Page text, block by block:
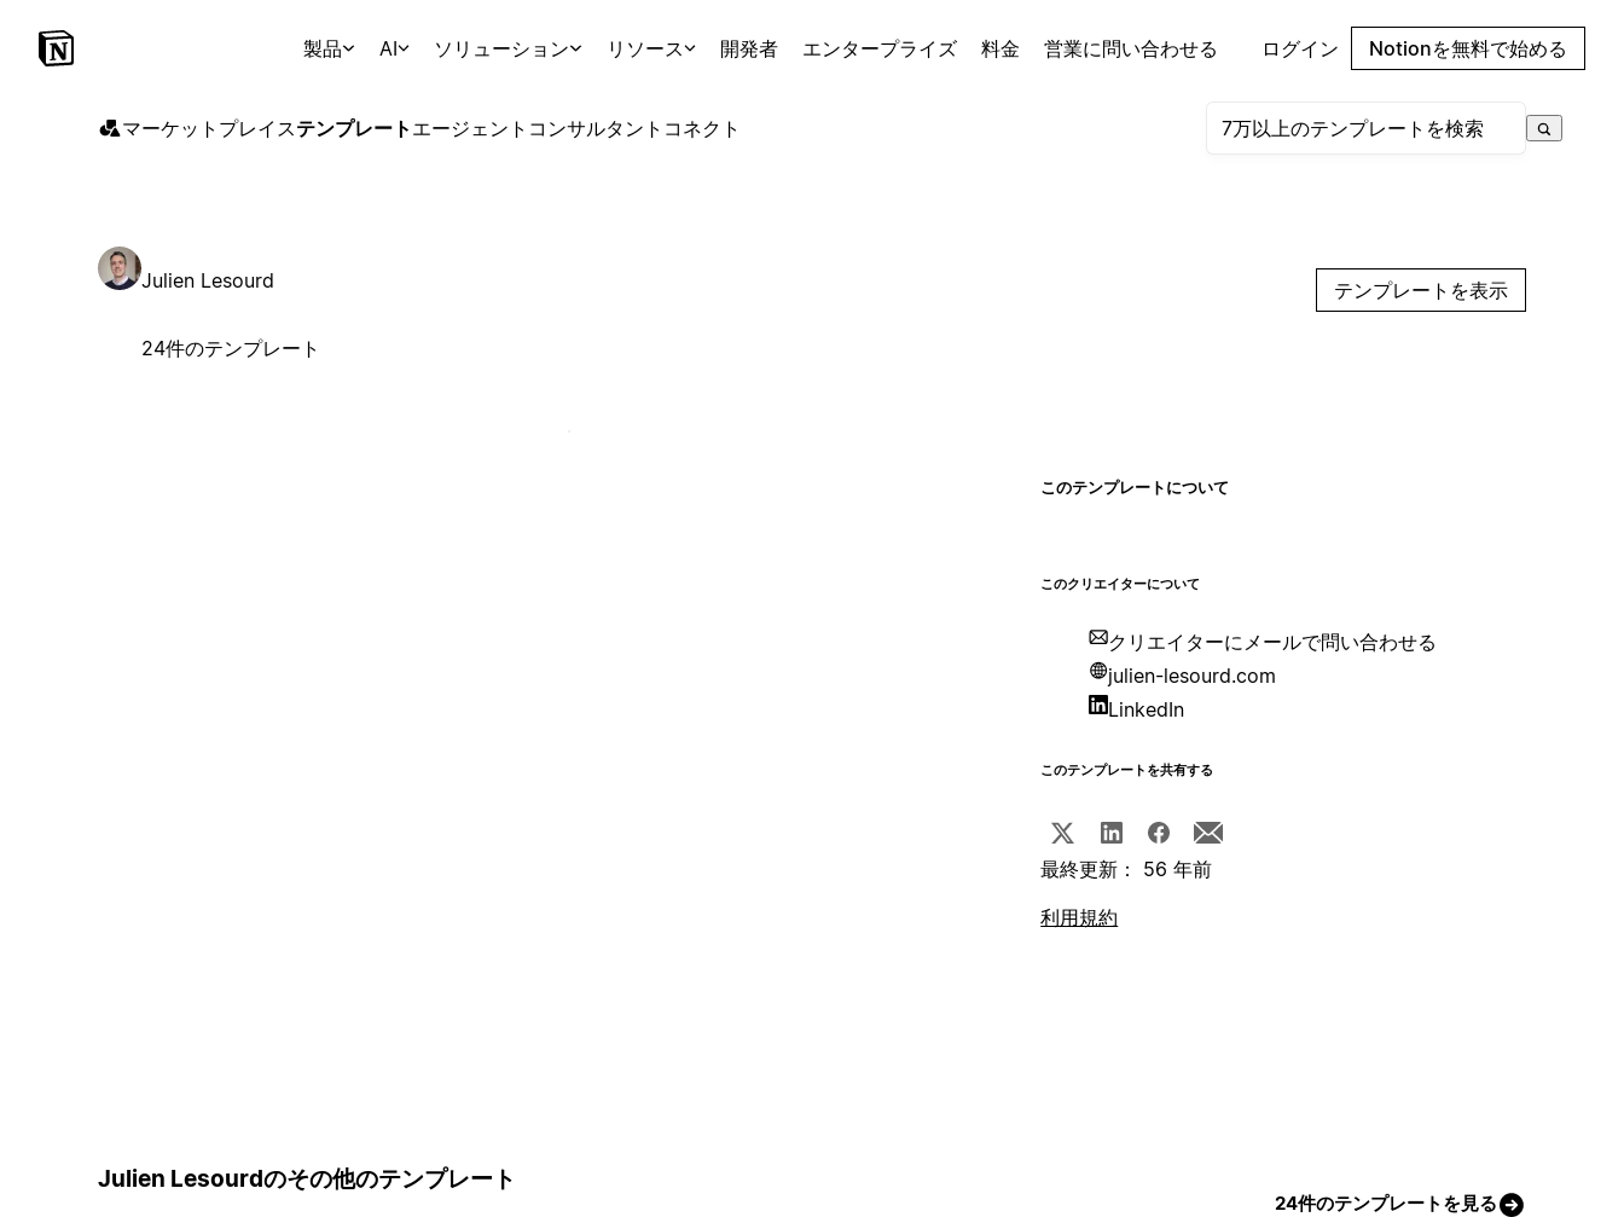
製品 AI ソリューション リソース 開発者 エンタープライズ 料金 営業に問い合わせる ログイン Notionを無料で始める
マーケットプレイステンプレート エージェント コンサルタント コネクト
Julien Lesourd
24件のテンプレート
テンプレートを表示
このテンプレートについて
このクリエイターについて
クリエイターにメールで問い合わせる
julien-lesourd.com
LinkedIn
このテンプレートを共有する
最終更新： 56 年前
利用規約
Julien Lesourdのその他のテンプレート
24件のテンプレートを見る